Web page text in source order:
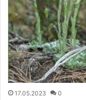
17.05.2023 0